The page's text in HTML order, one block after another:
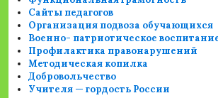
Сайты педагогов
Организация подвоза обучающихся
Военно- патриотическое
Профилактика правонарушений
Методическая копилка
Добровольчество
Учителя — гордость России